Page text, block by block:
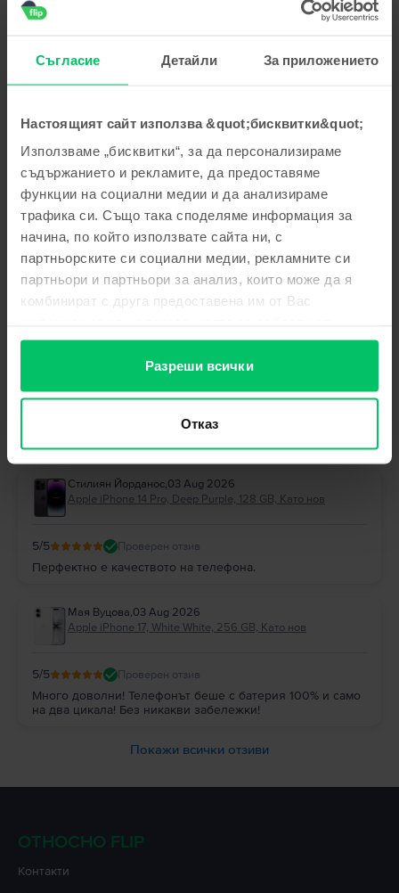
Съгласие Детайли За приложението
Настоящият сайт използва &quot;бисквитки&quot;
Използваме „бисквитки“, за да персонализираме
съдържанието и рекламите, да предоставяме
функции на социални медии и да анализираме
трафика си. Също така споделяме информация за
начина, по който използвате сайта ни, с
партньорските си социални медии, рекламните си
партньори и партньори за анализ, които може да я
комбинират с друга предоставена им от Вас
ползването от Ваша страна на услугите им.
Разреши всички
Отказ
пожелаваме приятно ползване!
Георги Стоянов
05 Aug 2026
Apple iPhone 15 Pro, Blue Titanium, 256 GB, Много добро
5/5 Проверен отзив
Отговор от Flip
Благодарим Ви за отзива! 😊 Радваме се, че сте доволни
от покупката. Благодарим Ви за доверието и Ви
пожелаваме приятно ползване!
Тодор Тодоров,05 Aug 2026
Apple iPhone 16 Pro, Natural Titanium, 256 GB, Като нов
Страхотен е Благодаря
Отговор от Flip
Благодарим Ви за отзива! 😊 Радваме се, че сте останали
Стилиян Йорданос,03 Aug 2026
Apple iPhone 14 Pro, Deep Purple, 128 GB, Като нов
5/5 Проверен отзив
Перфектно е качеството на телефона.
Мая Вуцова,03 Aug 2026
Apple iPhone 17, White White, 256 GB, Като нов
5/5 Проверен отзив
Много доволни! Телефонът беше с батерия 100% и само
на два цикала! Без никакви забележки!
Покажи всички отзиви
ОТНОСНО FLIP
Контакти